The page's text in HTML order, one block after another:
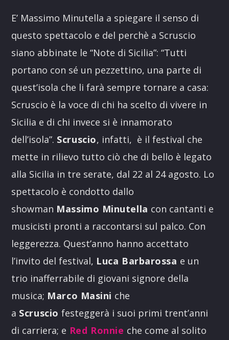
E’ Massimo Minutella a spiegare il senso di
questo spettacolo e del perchè a Scruscio
siano abbinate le “Note di Sicilia”: “Tutti
portano con sé un pezzettino, una parte di
quest’isola che li farà sempre tornare a casa:
Scruscio è la voce di chi ha scelto di vivere in
Sicilia e di chi invece si è innamorato
dell’isola”. Scruscio, infatti, è il festival che
mette in rilievo tutto ciò che di bello è legato
alla Sicilia in tre serate, dal 22 al 24 agosto. Lo
spettacolo è condotto dallo
showman Massimo Minutella con cantanti e
musicisti pronti a raccontarsi sul palco. Con
leggerezza. Quest’anno hanno accettato
l’invito del festival, Luca Barbarossa e un
trio inafferrabile di giovani signore della
musica; Marco Masini che
a Scruscio festeggerà i suoi primi trent’anni
di carriera; e Red Ronnie che come al solito